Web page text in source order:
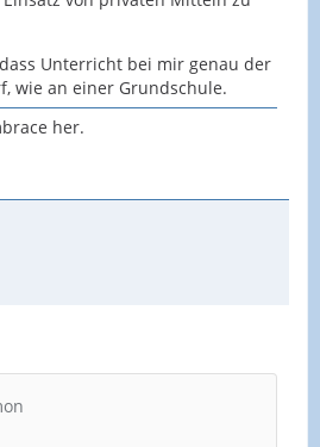
Unterricht bei mir genau der
wie an einer Grundschule.
her.